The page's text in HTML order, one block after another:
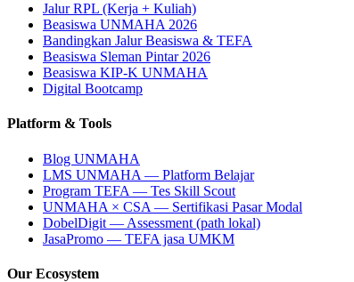
Jalur RPL (Kerja + Kuliah)
Beasiswa UNMAHA 2026
Bandingkan Jalur Beasiswa & TEFA
Beasiswa Sleman Pintar 2026
Beasiswa KIP-K UNMAHA
Digital Bootcamp
Platform & Tools
Blog UNMAHA
LMS UNMAHA — Platform Belajar
Program TEFA — Tes Skill Scout
UNMAHA × CSA — Sertifikasi Pasar Modal
DobelDigit — Assessment (path lokal)
JasaPromo — TEFA jasa UMKM
Our Ecosystem